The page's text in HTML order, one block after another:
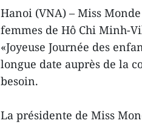
Hanoi (VNA) – Miss
femmes de Hô Chi Minh-
«Joyeuse Journée des
longue date auprès de la
besoin.
La présidente de Miss